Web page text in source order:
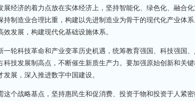
经济的着力点放在实体经济上，坚持智能化、绿色化、融合
制造业合理比重，构建以先进制造业为骨干的现代化产业体系
发展，构建现代化基础设施体系。
科技革命和产业变革历史机遇，统筹教育强国、科技强国、
技发展制高点，不断催生新质生产力。要加强原始创新和关
展，深入推进数字中国建设。
个战略基点，坚持惠民生和促消费、投资于物和投资于人紧